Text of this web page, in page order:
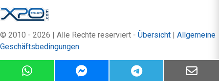
© 2010 - 2026 | Alle Rechte reserviert - Übersicht | Allgemeine
Geschäftsbedingungen
OrangeBlue Hotels & Resort